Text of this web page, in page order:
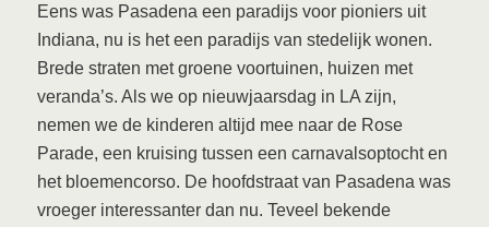
Eens was Pasadena een paradijs voor pioniers uit
Indiana, nu is het een paradijs van stedelijk wonen.
Brede straten met groene voortuinen, huizen met
veranda’s. Als we op nieuwjaarsdag in LA zijn,
nemen we de kinderen altijd mee naar de Rose
Parade, een kruising tussen een carnavalsoptocht en
het bloemencorso. De hoofdstraat van Pasadena was
vroeger interessanter dan nu. Teveel bekende